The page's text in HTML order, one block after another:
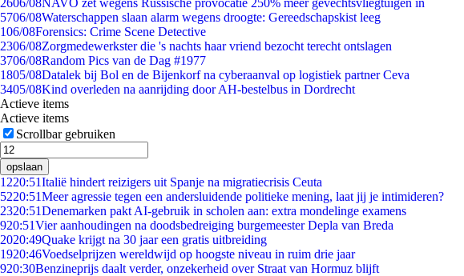
2606/08NAVO zet wegens Russische provocatie 250% meer gevechtsvliegtuigen in
5706/08Waterschappen slaan alarm wegens droogte: Gereedschapskist leeg
106/08Forensics: Crime Scene Detective
2306/08Zorgmedewerkster die 's nachts haar vriend bezocht terecht ontslagen
3706/08Random Pics van de Dag #1977
1805/08Datalek bij Bol en de Bijenkorf na cyberaanval op logistiek partner Ceva
3405/08Kind overleden na aanrijding door AH-bestelbus in Dordrecht
Actieve items
Actieve items
Scrollbar gebruiken
opslaan
1220:51Italië hindert reizigers uit Spanje na migratiecrisis Ceuta
5220:51Meer agressie tegen een andersluidende politieke mening, laat jij je intimideren?
2320:51Denemarken pakt AI-gebruik in scholen aan: extra mondelinge examens
920:51Vier aanhoudingen na doodsbedreiging burgemeester Depla van Breda
2020:49Quake krijgt na 30 jaar een gratis uitbreiding
1920:46Voedselprijzen wereldwijd op hoogste niveau in ruim drie jaar
920:30Benzineprijs daalt verder, onzekerheid over Straat van Hormuz blijft